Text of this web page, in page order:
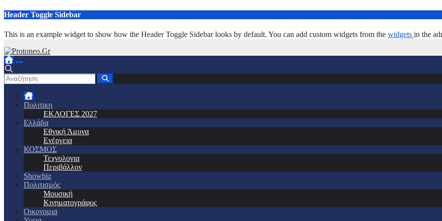
Μετάβαση
περιεχόμενο
Header Toggle Sidebar
This is an example widget to show how the Header Toggle Sidebar looks by default. You can add custom widgets from the widgets in the
Πολιτικη
ΕΚΛΟΓΕΣ 2027
Ελλάδα
Εθνική Άμυνα
Ενέργεια
ΚΟΣΜΟΣ
Τεχνολογια
Περιβάλλον
Showbiz
Πολιτισμός
Μουσική
Κινηματογράφος
Οικονομια